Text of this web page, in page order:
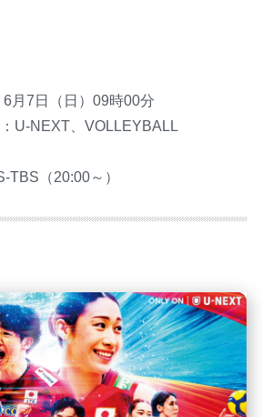
月7日（日）09時00分
U-NEXT、VOLLEYBALL
TBS（20:00～）